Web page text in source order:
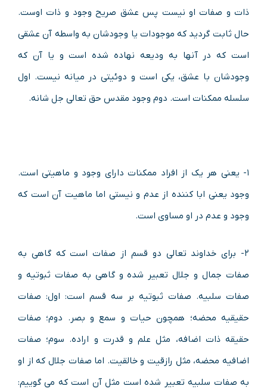
ذات و صفات او نیست پس عشق صریح وجود و ذات اوست.
حال ثابت گردید که موجودات یا وجودشان به واسطه آن عشقی
است که در آنها به ودیعه نهاده شده است و یا آن که
وجودشان با عشق، یکی است و دوئیتی در میانه نیست. اول
سلسله ممکنات است. دوم وجود مقدس حق تعالی جل شانه.
۱- یعنی هر یک از افراد ممکنات دارای وجود و ماهیتی است.
وجود یعنی ابا کننده از عدم و نیستی اما ماهیت آن است که
وجود و عدم در او مساوی است.
۲- برای خداوند تعالی دو قسم از صفات است که گاهی به
صفات جمال و جلال تعبیر شده و گاهی به صفات ثبوتیه و
صفات سلبیه. صفات ثبوتیه بر سه قسم است: اول: صفات
حقیقیه محضه؛ همچون حیات و سمع و بصر. دوم؛ صفات
حقیقه ذات اضافه، مثل علم و قدرت و اراده. سوم؛ صفات
اضافیه محضه، مثل رازقیت و خالقیت. اما صفات جلال که از او
به صفات سلبیه تعبیر شده است مثل آن است که می گوییم: